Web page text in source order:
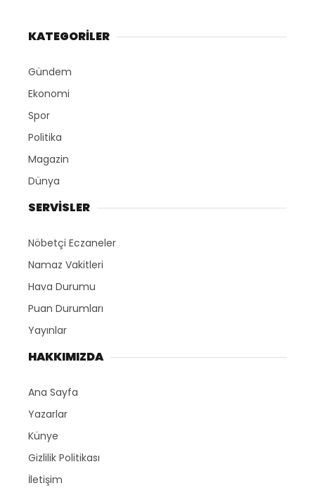
KATEGORİLER
Gündem
Ekonomi
Spor
Politika
Magazin
Dünya
SERVİSLER
Nöbetçi Eczaneler
Namaz Vakitleri
Hava Durumu
Puan Durumları
Yayınlar
HAKKIMIZDA
Ana Sayfa
Yazarlar
Künye
Gizlilik Politikası
İletişim